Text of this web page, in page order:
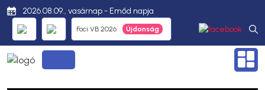
2026.08.09., vasárnap - Emőd napja
Foci VB 2026